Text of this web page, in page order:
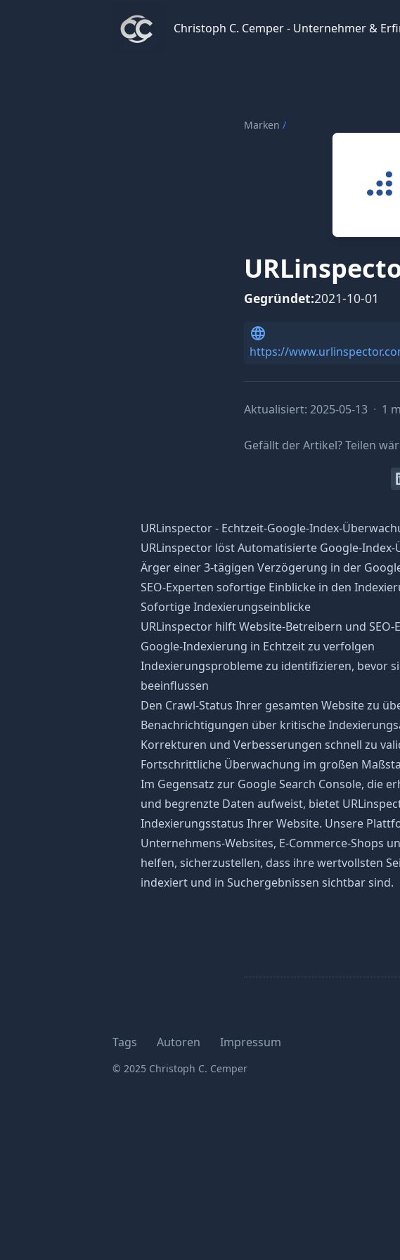
Christoph C. Cemper - Unternehmer & Erfinder
Christoph C. Cemper - Unternehmer &
Marken /
Gegründet:2021-10-01
https://
Aktualisiert: 2025-05-13 · 1
Gefällt der Artikel? Teilen
URLinspector - Echtzeit-Google-Index-
URLinspector löst Automatisierte Google-
Ärger einer 3-tägigen Verzögerung in der
SEO-Experten sofortige Einblicke in den
Sofortige Indexierungseinblicke
URLinspector hilft Website-Betreibern und SEO-
Google-Indexierung in Echtzeit zu verfolgen
Indexierungsprobleme zu identifizieren, bevor
beeinflussen
Den Crawl-Status Ihrer gesamten Website zu
Benachrichtigungen über kritische
Korrekturen und Verbesserungen schnell zu
Fortschrittliche Überwachung im großen
Im Gegensatz zur Google Search Console, die
und begrenzte Daten aufweist, bietet
Indexierungsstatus Ihrer Website. Unsere
Unternehmens-Websites, E-Commerce-Shops
helfen, sicherzustellen, dass ihre wertvollsten
indexiert und in Suchergebnissen sichtbar sind.
Tags Autoren Impressum
© 2025 Christoph C. Cemper